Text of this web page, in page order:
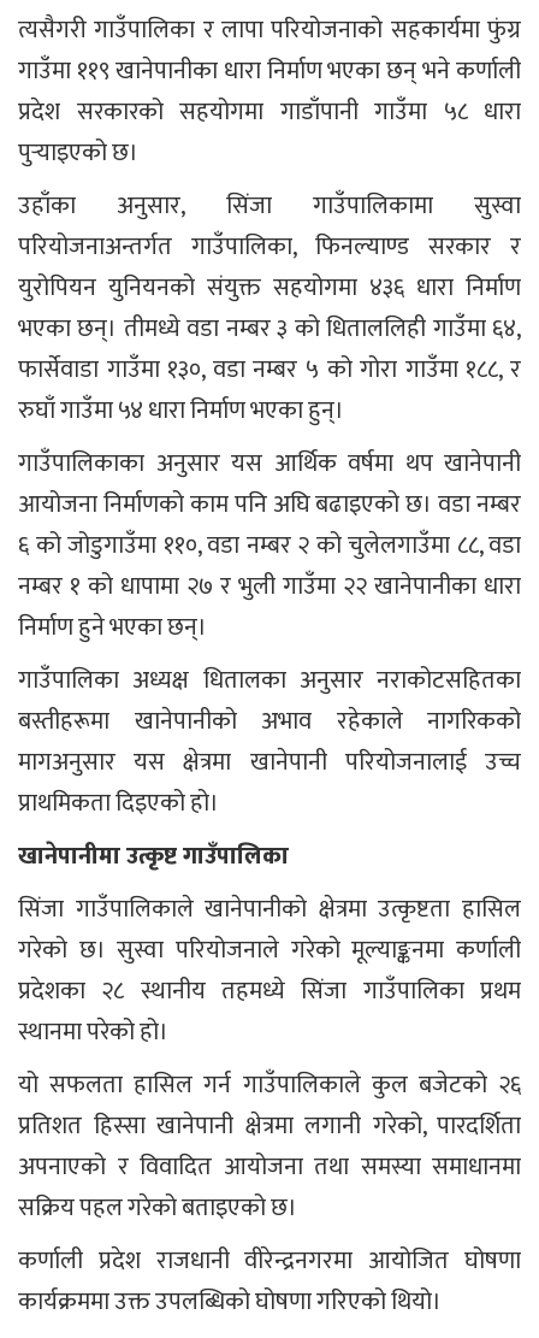
त्यसैगरी गाउँपालिका र लापा परियोजनाको सहकार्यमा फुंग्र
गाउँमा ११९ खानेपानीका धारा निर्माण भएका छन् भने कर्णाली
प्रदेश सरकारको सहयोगमा गाडाँपानी गाउँमा ५८ धारा
पुर्‍याइएको छ।
उहाँका अनुसार, सिंजा गाउँपालिकामा सुस्वा
परियोजनाअन्तर्गत गाउँपालिका, फिनल्याण्ड सरकार र
युरोपियन युनियनको संयुक्त सहयोगमा ४३६ धारा निर्माण
भएका छन्। तीमध्ये वडा नम्बर ३ को धिताललिही गाउँमा ६४,
फार्सेवाडा गाउँमा १३०, वडा नम्बर ५ को गोरा गाउँमा १८८, र
रुघाँ गाउँमा ५४ धारा निर्माण भएका हुन्।
गाउँपालिकाका अनुसार यस आर्थिक वर्षमा थप खानेपानी
आयोजना निर्माणको काम पनि अघि बढाइएको छ। वडा नम्बर
६ को जोडुगाउँमा ११०, वडा नम्बर २ को चुलेलगाउँमा ८८, वडा
नम्बर १ को धापामा २७ र भुली गाउँमा २२ खानेपानीका धारा
निर्माण हुने भएका छन्।
गाउँपालिका अध्यक्ष धितालका अनुसार नराकोटसहितका
बस्तीहरूमा खानेपानीको अभाव रहेकाले नागरिकको
मागअनुसार यस क्षेत्रमा खानेपानी परियोजनालाई उच्च
प्राथमिकता दिइएको हो।
खानेपानीमा उत्कृष्ट गाउँपालिका
सिंजा गाउँपालिकाले खानेपानीको क्षेत्रमा उत्कृष्टता हासिल
गरेको छ। सुस्वा परियोजनाले गरेको मूल्याङ्कनमा कर्णाली
प्रदेशका २८ स्थानीय तहमध्ये सिंजा गाउँपालिका प्रथम
स्थानमा परेको हो।
यो सफलता हासिल गर्न गाउँपालिकाले कुल बजेटको २६
प्रतिशत हिस्सा खानेपानी क्षेत्रमा लगानी गरेको, पारदर्शिता
अपनाएको र विवादित आयोजना तथा समस्या समाधानमा
सक्रिय पहल गरेको बताइएको छ।
कर्णाली प्रदेश राजधानी वीरेन्द्रनगरमा आयोजित घोषणा
कार्यक्रममा उक्त उपलब्धिको घोषणा गरिएको थियो।